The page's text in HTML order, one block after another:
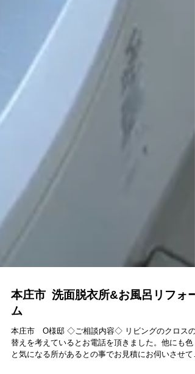
本庄市 洗面脱衣所&お風呂リフォー
ム
本庄市 O様邸 ◇ご相談内容◇ リビングのクロスの